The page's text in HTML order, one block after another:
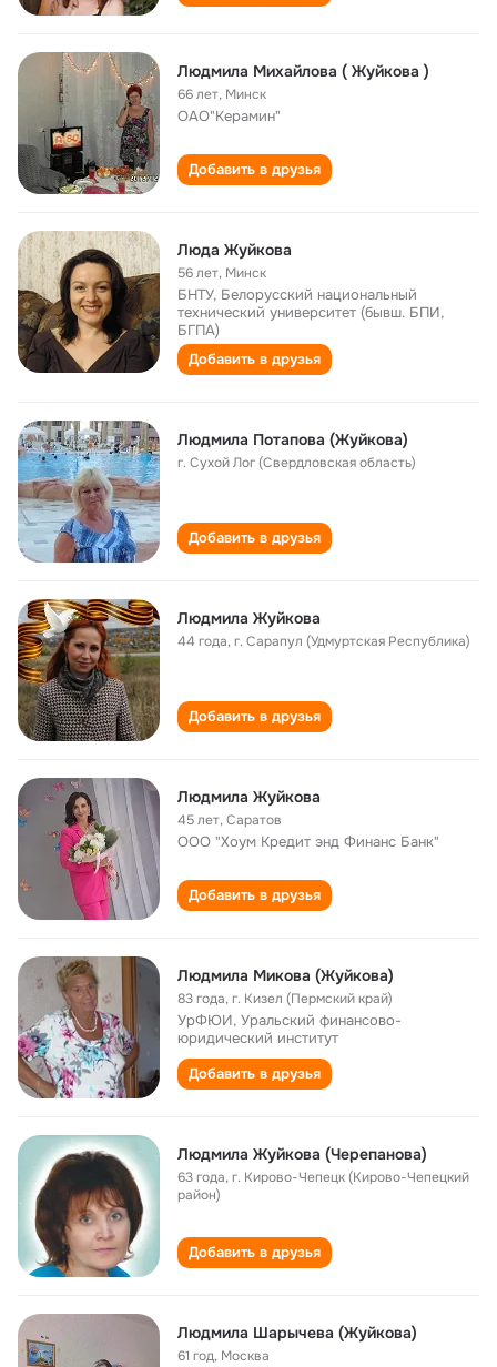
Людмила Михайлова ( Жуйкова )
66 лет, Минск
ОАО"Керамин"
Добавить в друзья
Люда Жуйкова
56 лет, Минск
БНТУ, Белорусский национальный
технический университет (бывш. БПИ,
БГПА)
Добавить в друзья
Людмила Потапова (Жуйкова)
г. Сухой Лог (Свердловская область)
Добавить в друзья
Людмила Жуйкова
44 года,г. Сарапул (Удмуртская Республика)
Добавить в друзья
Людмила Жуйкова
45 лет,Саратов
ООО "Хоум Кредит энд Финанс Банк"
Добавить в друзья
Людмила Микова (Жуйкова)
83 года,г. Кизел (Пермский край)
УрФЮИ, Уральский финансово-
юридический институт
Добавить в друзья
Людмила Жуйкова (Черепанова)
63 года,г. Кирово-Чепецк (Кирово-Чепецкий
район)
Добавить в друзья
Людмила Шарычева (Жуйкова)
61 год, Москва